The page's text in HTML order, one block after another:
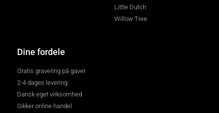
Little Dutch
Willow Tree
Dine fordele
Gratis gravering på gaver
2-4 dages levering
Dansk eget virksomhed
Sikker online handel